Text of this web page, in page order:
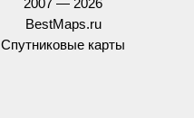
BestMaps.ru
Спутниковые карты